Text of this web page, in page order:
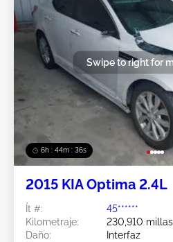
6h : 44m : 34s
Swipe to right for
2015 KIA Optima 2.4L
Ít #:
45******
Kilometraje:
230,910 millas
Daño:
Interfaz